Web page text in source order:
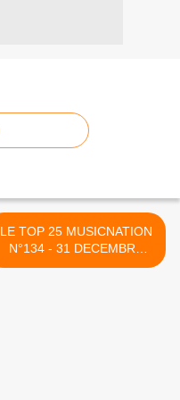
LE TOP 25 MUSICNATION
N°134 - 31 DECEMBRE
2017 >